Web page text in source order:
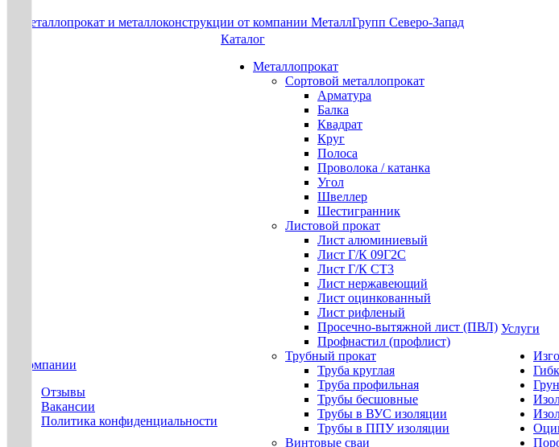
О компании
Отзывы
Вакансии
Политика конфиденциальности
Каталог
Металлопрокат
Сортовой металлопрокат
Арматура
Балка
Квадрат
Круг
Полоса
Проволока / катанка
Угол
Швеллер
Шестигранник
Листовой прокат
Лист алюминиевый
Лист Г/К 09Г2С
Лист Г/К СТ3
Лист нержавеющий
Лист оцинкованный
Лист рифленый
Просечно-вытяжной лист (ПВЛ)
Профнастил (профлист)
Трубный прокат
Труба круглая
Труба профильная
Трубы бесшовные
Трубы в ВУС изоляции
Трубы в ППУ изоляции
Винтовые сваи
Услуги